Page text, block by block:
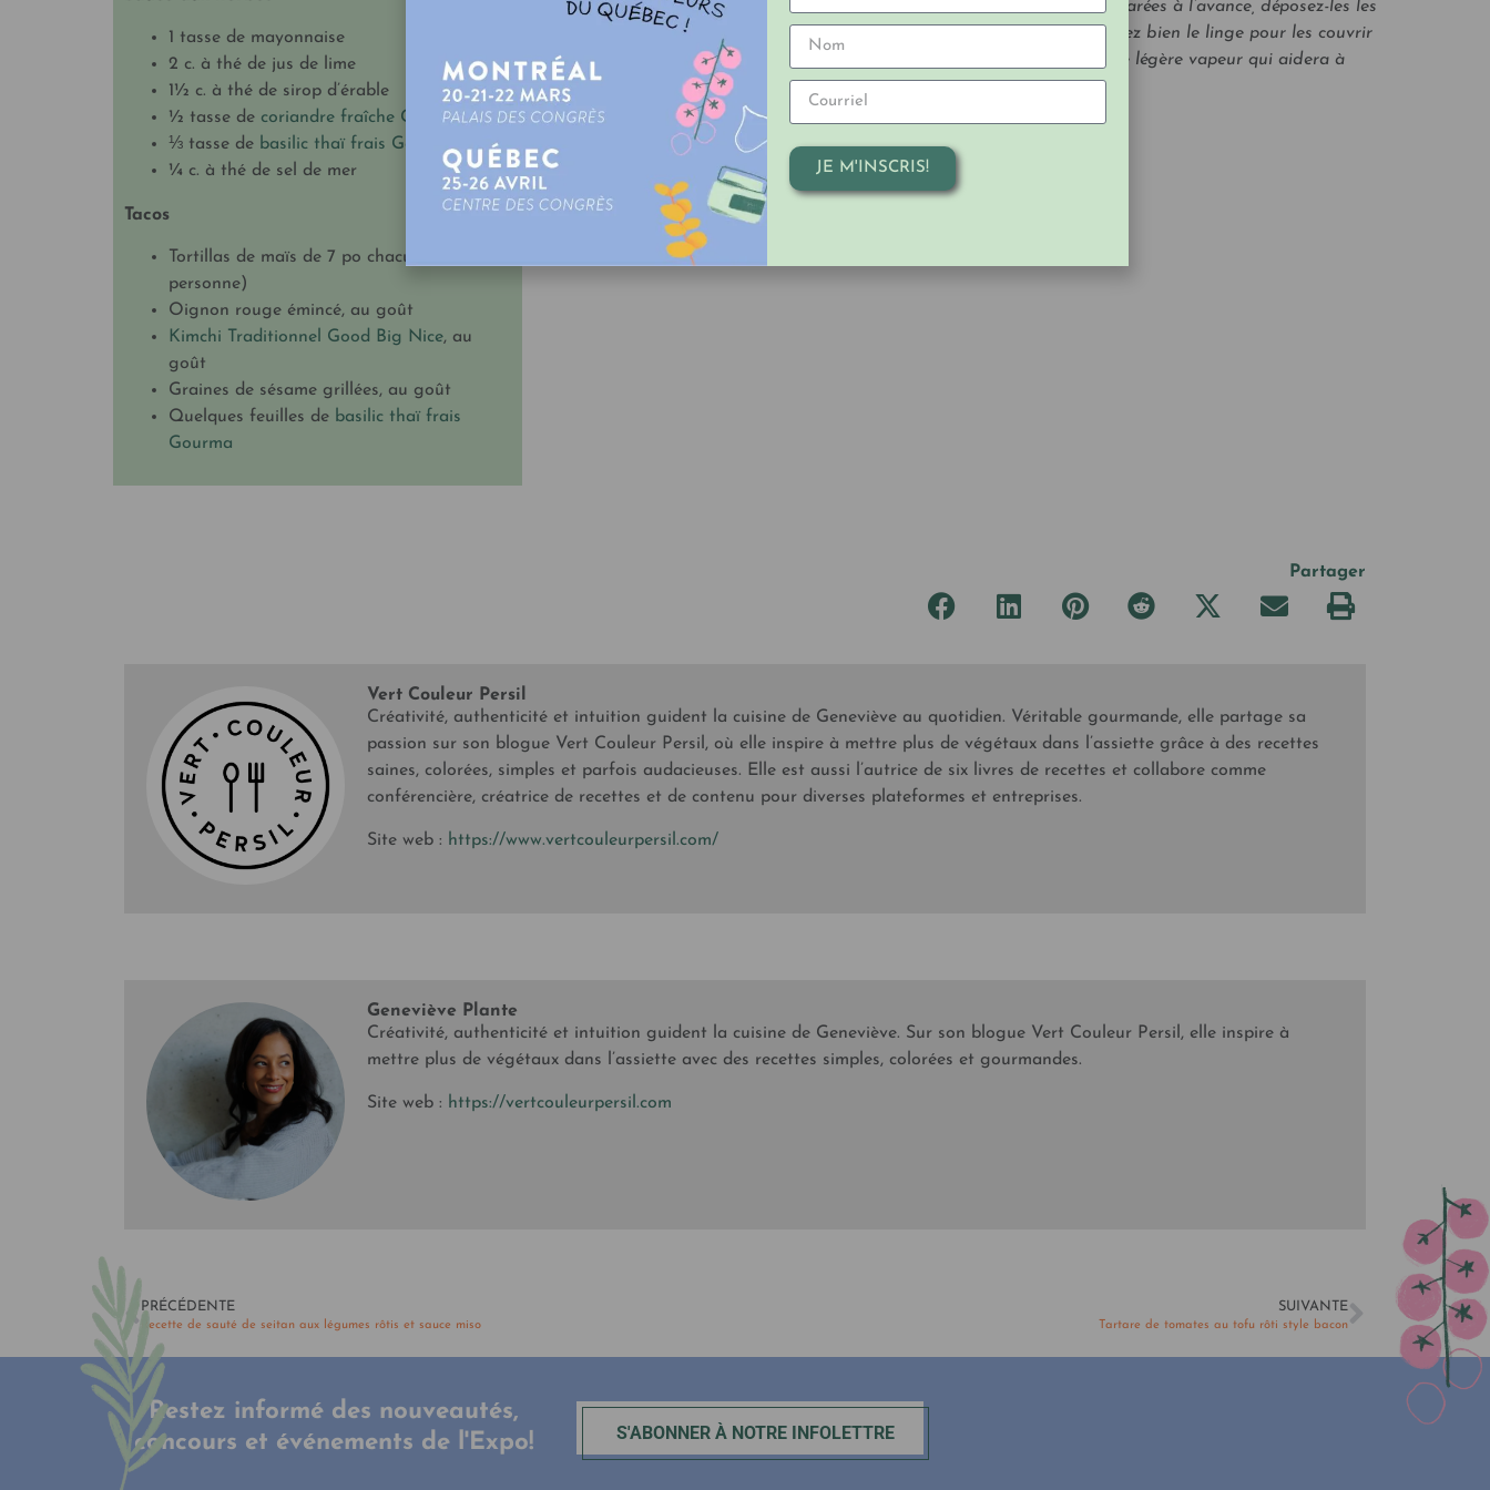
1 tasse de mayonnaise
2 c. à thé de jus de lime
1½ c. à thé de sirop d’érable
½ tasse de coriandre fraîche Gourma
⅓ tasse de basilic thaï frais Gourma
¼ c. à thé de sel de mer
Tacos
Tortillas de maïs de 7 po chacun (2 à 3 par
personne)
Oignon rouge émincé, au goût
Kimchi Traditionnel Good Big Nice, au
goût
Graines de sésame grillées, au goût
Quelques feuilles de basilic thaï frais
Gourma
Pour conserver les tortillas chaudes et souples, même si elles sont préparées à l’avance, déposez-les les
unes sur les autres dans un linge propre légèrement humidifié. Refermez bien le linge pour les couvrir
entièrement. La chaleur des tortillas et l’humidité du tissu créeront une légère vapeur qui aidera à
garder leur texture tendre et à éviter qu’elles ne sèchent.
Plats principaux
Partager
Vert Couleur Persil
Créativité, authenticité et intuition guident la cuisine de Geneviève au quotidien. Véritable gourmande, elle partage sa
passion sur son blogue Vert Couleur Persil, où elle inspire à mettre plus de végétaux dans l’assiette grâce à des recettes
saines, colorées, simples et parfois audacieuses. Elle est aussi l’autrice de six livres de recettes et collabore comme
conférencière, créatrice de recettes et de contenu pour diverses plateformes et entreprises.
Site web : https://www.vertcouleurpersil.com/
Geneviève Plante
Créativité, authenticité et intuition guident la cuisine de Geneviève. Sur son blogue Vert Couleur Persil, elle inspire à
mettre plus de végétaux dans l’assiette avec des recettes simples, colorées et gourmandes.
Site web : https://vertcouleurpersil.com
PRÉCÉDENTE
Recette de sauté de seitan aux légumes rôtis et sauce miso
SUIVANTE
Tartare de tomates au tofu rôti style bacon
Restez informé des nouveautés,
concours et événements de l'Expo!
S'ABONNER À NOTRE INFOLETTRE
JE M'INSCRIS!